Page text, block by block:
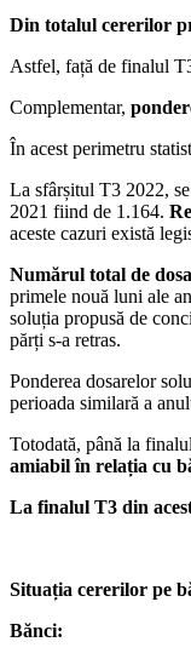
Din totalul cererilor
Astfel, față de finalul
Complementar,
În acest perimetru
La sfârșitul T3 2022,
2021 fiind de 1.164.
aceste cazuri există
Numărul total de
primele nouă luni ale
soluția propusă de
părți s-a retras.
Ponderea dosarelor
perioada similară a
Totodată, până la
amiabil în relația cu
La finalul T3 din
Situația cererilor pe
Bănci: